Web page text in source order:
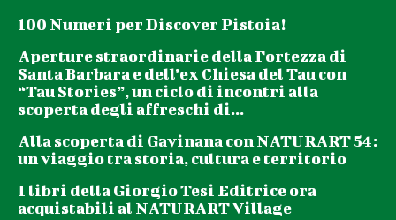
100 Numeri per Discover Pistoia!
Aperture straordinarie della Fortezza di
Santa Barbara e dell’ex Chiesa del Tau con
“Tau Stories”, un ciclo di incontri alla
scoperta degli affreschi di...
Alla scoperta di Gavinana con NATURART 54:
un viaggio tra storia, cultura e territorio
I libri della Giorgio Tesi Editrice ora
acquistabili al NATURART Village